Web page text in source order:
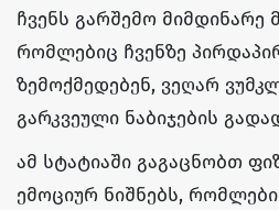
ჩვენს გარშემო მიმდინარე
რომლებიც ჩვენზე
ზემოქმედებენ, ვეღარ
გარკვეული ნაბიჯების
ამ სტატიაში გაგაცნობთ
ემოციურ ნიშნებს,